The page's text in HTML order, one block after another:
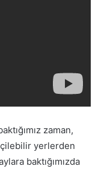
zaman,
yerlerden
baktığımızda